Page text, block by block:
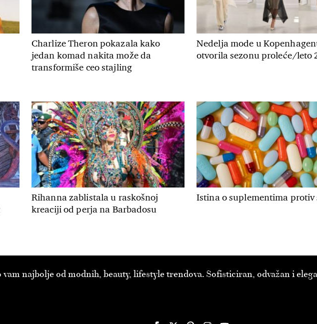
Charlize Theron pokazala kako
jedan komad nakita može da
transformiše ceo stajling
Nedelja mode u
otvorila sezonu proleće/leto
Rihanna zablistala u raskošnoj
kreaciji od perja na Barbadosu
Istina o suplementima protiv
najbolje od modnih, beauty, lifestyle trendova. Sofisticiran, odvažan i